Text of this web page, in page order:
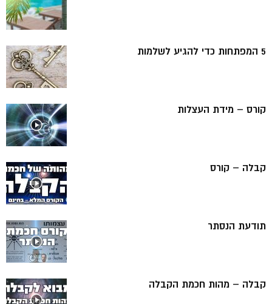
5 המפתחות כדי להגיע לשלמות
קורס – מידת העצלות
קבלה – קורס
תודעת הנסתר
קבלה – מהות חכמת הקבלה